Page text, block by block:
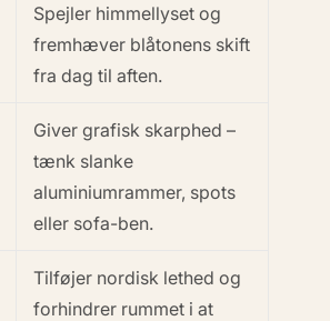
Spejler himmellyset og
fremhæver blåtonens skift
fra dag til aften.
Giver grafisk skarphed –
tænk slanke
aluminiumrammer, spots
eller sofa-ben.
Tilføjer nordisk lethed og
forhindrer rummet i at